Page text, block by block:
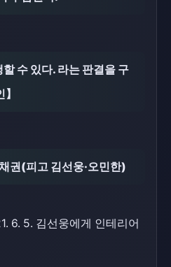
수 있다. 라는 판결을 구
권(피고 김선웅·오민한)
6. 5. 김선웅에게 인테리어